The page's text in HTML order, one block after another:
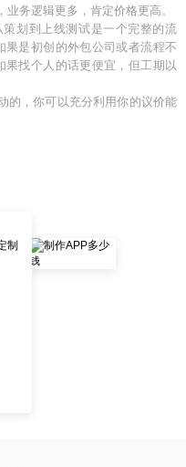
务逻辑更多，肯定价格更高。
划到上线测试是一个完整的流
是初创的外包公司或者流程不
找个人的话更便宜，但工期以
的，你可以充分利用你的议价能